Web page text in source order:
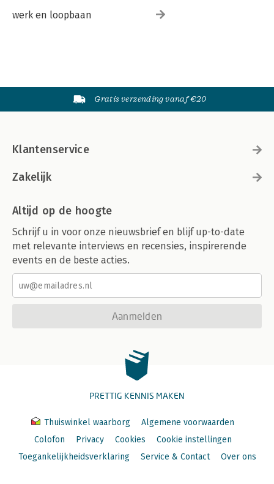
werk en loopbaan
Gratis verzending vanaf €20
Klantenservice
Zakelijk
Altijd op de hoogte
Schrijf u in voor onze nieuwsbrief en blijf up-to-date
met relevante interviews en recensies, inspirerende
events en de beste acties.
Aanmelden
PRETTIG KENNIS MAKEN
Thuiswinkel waarborg
Algemene voorwaarden
Colofon
Privacy Cookies
Cookie instellingen
Toegankelijkheidsverklaring
Service & Contact Over ons